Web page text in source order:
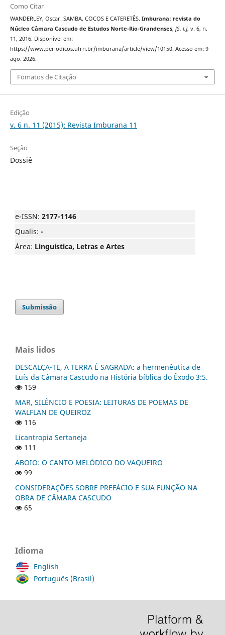
Como Citar
WANDERLEY, Oscar. SAMBA, COCOS E CATERETÊS. Imburana: revista do
Núcleo Câmara Cascudo de Estudos Norte-Rio-Grandenses, [S. l.], v. 6, n.
11, 2016. Disponível em:
https://www.periodicos.ufrn.br/imburana/article/view/10150. Acesso em: 9
ago. 2026.
Fomatos de Citação
Edição
v. 6 n. 11 (2015): Revista Imburana 11
Seção
Dossiê
e-ISSN: 2177-1146
Qualis: -
Área: Linguística, Letras e Artes
Submissão
Mais lidos
DESCALÇA-TE, A TERRA É SAGRADA: a hermenêutica de
Luís da Câmara Cascudo na História bíblica do Êxodo 3:5.
159
MAR, SILÊNCIO E POESIA: LEITURAS DE POEMAS DE
WALFLAN DE QUEIROZ
116
Licantropia Sertaneja
111
ABOIO: O CANTO MELÓDICO DO VAQUEIRO
99
CONSIDERAÇÕES SOBRE PREFÁCIO E SUA FUNÇÃO NA
OBRA DE CÂMARA CASCUDO
65
Idioma
English
Português (Brasil)